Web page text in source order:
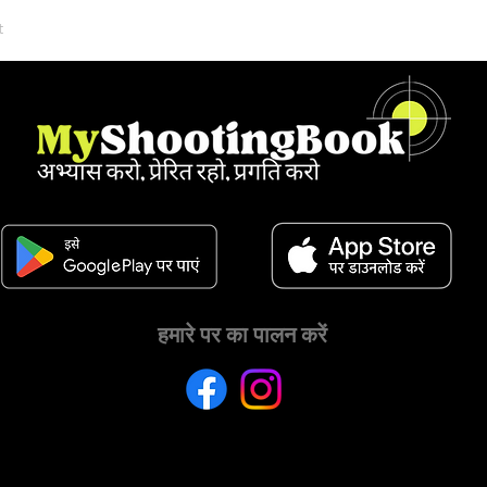
हमारे पर का पालन करें